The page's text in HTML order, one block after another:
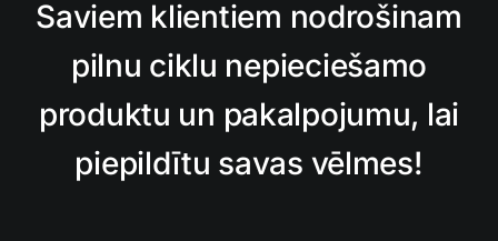
Saviem klientiem nodrošinam
pilnu ciklu nepieciešamo
produktu un pakalpojumu, lai
piepildītu savas vēlmes!